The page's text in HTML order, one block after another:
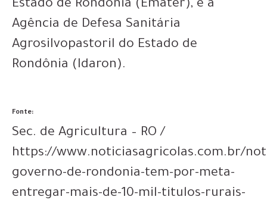
Estado de Rondônia (Emater), e a
Agência de Defesa Sanitária
Agrosilvopastoril do Estado de
Rondônia (Idaron).
Fonte:
Sec. de Agricultura – RO /
https://www.noticiasagricolas.com.br/
governo-de-rondonia-tem-por-meta-
entregar-mais-de-10-mil-titulos-rurais-